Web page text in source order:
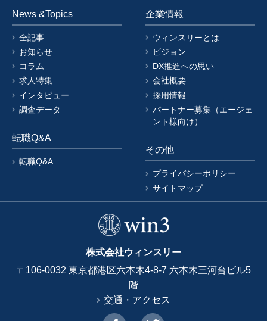
News &Topics
全記事
お知らせ
コラム
求人特集
インタビュー
調査データ
転職Q&A
転職Q&A
企業情報
ウィンスリーとは
ビジョン
DX推進への思い
会社概要
採用情報
パートナー募集（エージェ
ント様向け）
その他
プライバシーポリシー
サイトマップ
株式会社ウィンスリー
〒106-0032 東京都港区六本木4-8-7 六本木三河台ビル5
階
交通・アクセス